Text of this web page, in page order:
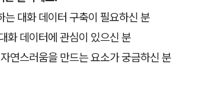
대화 데이터 구축이 필요하신 분
화 데이터에 관심이 있으신 분
연스러움을 만드는 요소가 궁금하신 분